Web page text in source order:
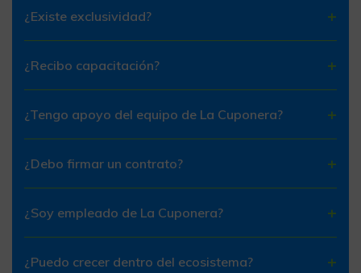
¿Existe exclusividad?
¿Recibo capacitación?
¿Tengo apoyo del equipo de La Cuponera?
¿Debo firmar un contrato?
¿Soy empleado de La Cuponera?
¿Puedo crecer dentro del ecosistema?